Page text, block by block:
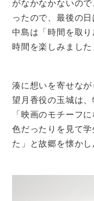
がなかなかないの
ったので、最後の
中島は「時間を取
時間を楽しみました
湊に想いを寄せな
望月香役の玉城は、
「映画のモチーフ
色だったりを見て
た」と故郷を懐かし